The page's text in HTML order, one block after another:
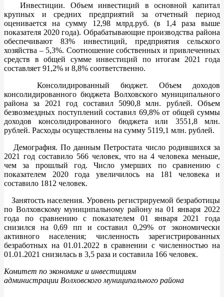
Инвестиции. Объем инвестиций в основной капитал
крупных и средних предприятий за отчетный период
оценивается на сумму 12,98 млрд.руб. (в 1,4 раза выше
показателя 2020 года). Обрабатывающие производства района
обеспечивают 83% инвестиций, предприятия сельского
хозяйства – 5,3%. Соотношение собственных и привлеченных
средств в общей сумме инвестиций по итогам 2021 года
составляет 91,2% и 8,8% соответственно.
Консолидированный бюджет. Объем доходов
консолидированного бюджета Волховского муниципального
района за 2021 год составил 5090,8 млн. рублей. Объем
безвозмездных поступлений составил 69,8% от общей суммы
доходов консолидированного бюджета или 3551,8 млн.
рублей. Расходы осуществлены на сумму 5119,1 млн. рублей.
Демография. По данным Петростата число родившихся за
2021 год составило 566 человек, что на 4 человека меньше,
чем за прошлый год. Число умерших по сравнению с
показателем 2020 года увеличилось на 181 человека и
составило 1812 человек.
Занятость населения. Уровень регистрируемой безработицы
по Волховскому муниципальному району на 01 января 2022
года по сравнению с показателем 01 января 2021 года
снизился на 0,69 пп и составил 0,29% от экономически
активного населения; численность зарегистрированных
безработных на 01.01.2022 в сравнении с численностью на
01.01.2021 снизилась в 3,5 раза и составила 166 человек.
Комитет по экономике и инвестициям
администрации Волховского муниципального района